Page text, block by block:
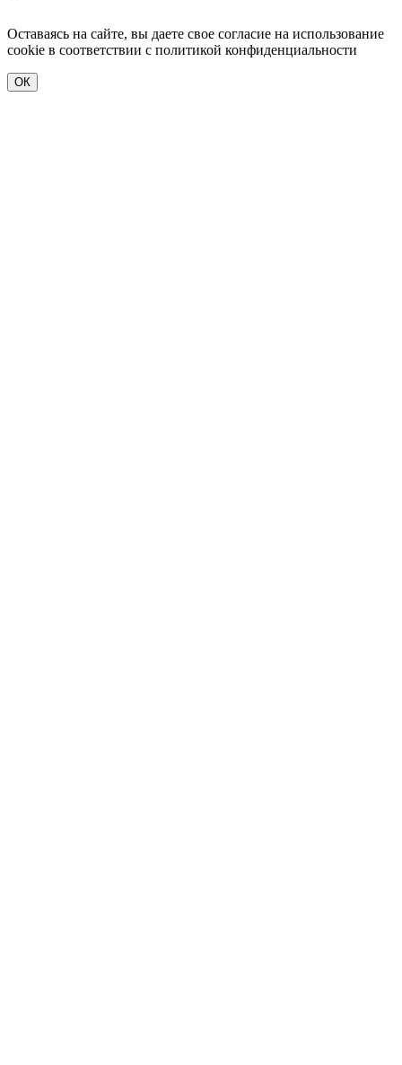
Оставаясь на сайте, вы даете свое согласие на использование
cookie в соответствии c политикой конфиденциальности
ОК